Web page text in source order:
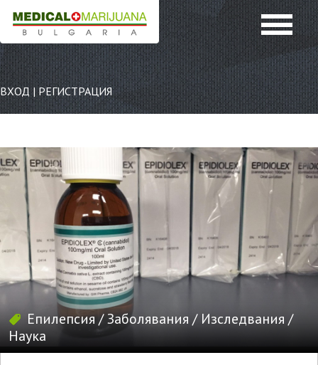
ВХОД | РЕГИСТРАЦИЯ
Епилепсия/Заболявания / Изследвания /
Наука